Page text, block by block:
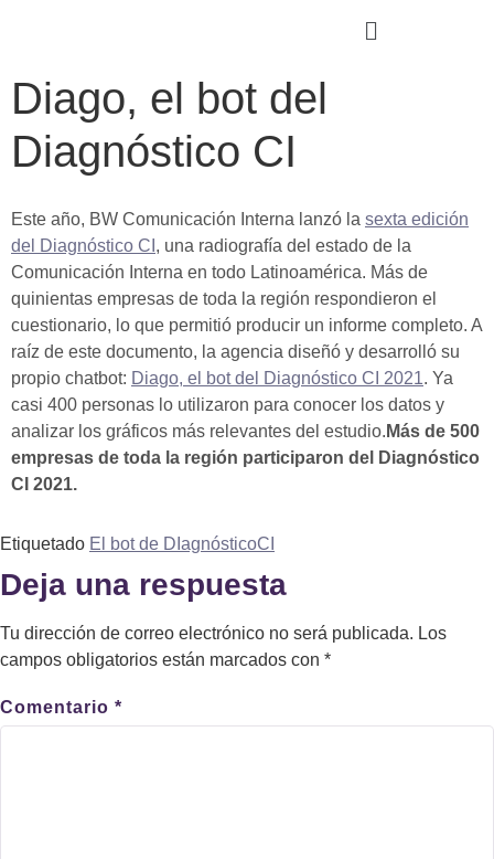
Diago, el bot del
Diagnóstico CI
Este año, BW Comunicación Interna lanzó la sexta edición
del Diagnóstico CI , una radiografía del estado de la
Comunicación Interna en todo Latinoamérica. Más de
quinientas empresas de toda la región respondieron el
cuestionario, lo que permitió producir un informe completo. A
raíz de este documento, la agencia diseñó y desarrolló su
propio chatbot: Diago, el bot del Diagnóstico CI 2021. Ya
casi 400 personas lo utilizaron para conocer los datos y
analizar los gráficos más relevantes del estudio. Más de 500
empresas de toda la región participaron del Diagnóstico
CI 2021.
Etiquetado El bot de DIagnósticoCI
Deja una respuesta
Tu dirección de correo electrónico no será publicada. Los
campos obligatorios están marcados con *
Comentario *